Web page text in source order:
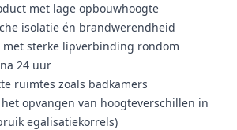
met lage opbouwhoogte
isolatie én brandwerendheid
met sterke lipverbinding rondom
24 uur
ruimtes zoals badkamers
opvangen van hoogteverschillen in
egalisatiekorrels)